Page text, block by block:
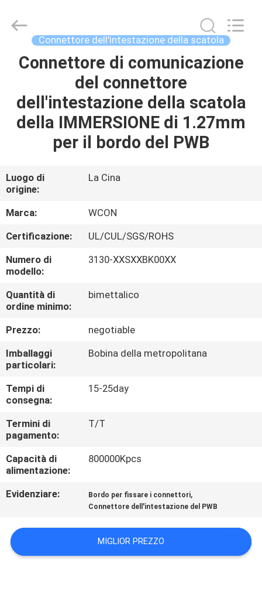
CASA
PRODOTTI
GIRO
DELLA
FABBRICA
CONTROLLO
DI
QUALITÀ
CONTATTICI
RICHIEDA
UNA
CITAZIONE
MAPPA
SITO
PRIVACY
POLICY
GUANGDONG)
Reserved.
Connettore dell'intestazione della scatola
Connettore di comunicazione
del connettore
dell'intestazione della scatola
della IMMERSIONE di 1.27mm
per il bordo del PWB
Luogo di
origine:
La Cina
Marca:
WCON
Certificazione:
UL/CUL/SGS/ROHS
Numero di
modello:
3130-XXSXXBK00XX
Quantità di
ordine minimo:
bimettalico
Prezzo:
negotiable
Imballaggi
particolari:
Bobina della metropolitana
Tempi di
consegna:
15-25day
Termini di
pagamento:
T/T
Capacità di
alimentazione:
800000Kpcs
Evidenziare: Bordo per fissare i connettori,
Connettore dell'intestazione del PWB
MIGLIOR PREZZO